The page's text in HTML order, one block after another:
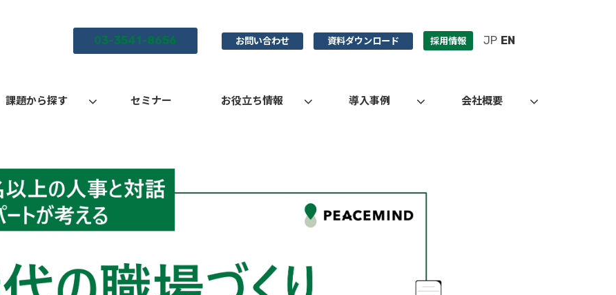
03-3541-8656 お問い合わせ 資料ダウンロード 採用情報 JP EN
課題から探す セミナー お役立ち情報 導入事例 会社概要